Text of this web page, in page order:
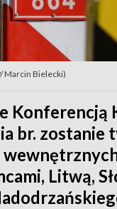
Marcin Bielecki)
Konferencją
br. zostanie
Litwą,